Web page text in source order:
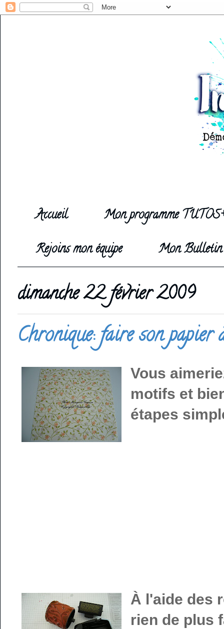
Accueil
Mon programme
Rejoins mon équipe
Mon
dimanche 22 février 2009
Chronique: faire son papier
Vous
motifs et
étapes
À l'aide des
rien de plus